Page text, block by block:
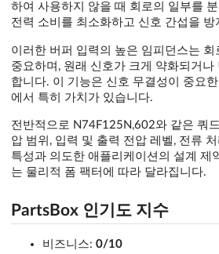
하여 사용하지 않을 때 회로의 일부를
전력 소비를 최소화하고 신호 간섭을 방
이러한 버퍼 입력의 높은 임피던스는 회
중요하며, 원래 신호가 크게 약화되거
합니다. 이 기능은 신호 무결성이 중요
에서 특히 가치가 있습니다.
전반적으로 N74F125N,602와 같은 쿼
압 범위, 입력 및 출력 전압 레벨, 전류
특성과 의도한 애플리케이션의 설계 제
는 물리적 폼 팩터에 따라 달라집니다.
PartsBox 인기도 지수
비즈니스: 0/10